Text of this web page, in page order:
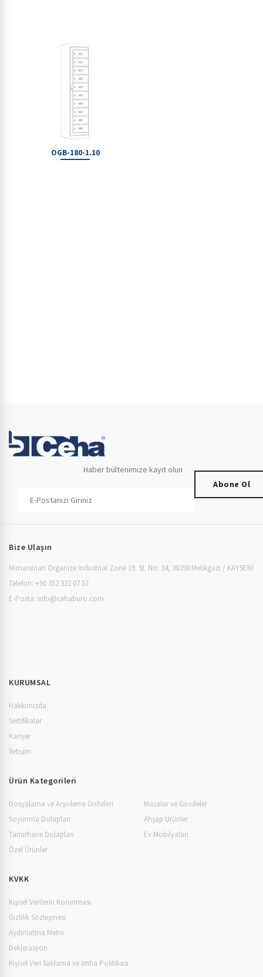
OGB-180-1.10
Haber bültenimize kayıt olun
Abone Ol
Bize Ulaşın
Mimarsinan Organize Industrial Zone 19. St. No: 34, 38350 Melikgazi / KAYSERİ
Telefon: +90 352 322 07 57
E-Posta: info@cehaburo.com
KURUMSAL
Hakkımızda
Sertifikalar
Kariyer
İletişim
Ürün Kategorileri
Dosyalama ve Arşivleme Üniteleri
Soyunma Dolapları
Tamirhane Dolapları
Özel Ürünler
Masalar ve Gövdeler
Ahşap Ürünler
Ev Mobilyaları
KVKK
Kişisel Verilerin Korunması
Gizlilik Sözleşmesi
Aydınlatma Metni
Deklerasyon
Kişisel Veri Saklama ve İmha Politikası